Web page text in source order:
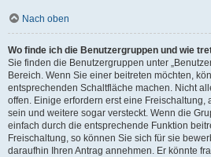
Nach oben
Wo finde ich die Benutzergruppen und wie
Sie finden die Benutzergruppen unter
Bereich. Wenn Sie einer beitreten möchten,
entsprechenden Schaltfläche machen. Nicht
offen. Einige erfordern erst eine Freischaltung,
sein und weitere sogar versteckt. Wenn die
einfach durch die entsprechende Funktion
Freischaltung, so können Sie sich für sie
daraufhin Ihren Antrag annehmen. Er könnte